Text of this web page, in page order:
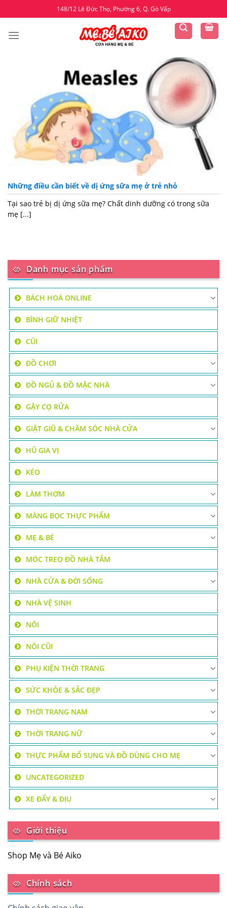
to
content
148/12 Lê Đức Thọ, Phường 6, Q. Gò Vấp
Danh mục sản phẩm
BÁCH HOÁ ONLINE
BÌNH GIỮ NHIỆT
CŨI
ĐỒ CHƠI
ĐỒ NGỦ & ĐỒ MẶC NHÀ
GẬY CỌ RỬA
GIẶT GIŨ & CHĂM SÓC NHÀ CỬA
HŨ GIA VỊ
KÉO
LÀM THƠM
MÀNG BỌC THỰC PHẨM
MẸ & BÉ
MÓC TREO ĐỒ NHÀ TẮM
NHÀ CỬA & ĐỜI SỐNG
NHÀ VỆ SINH
NÔI
NÔI CŨI
PHỤ KIỆN THỜI TRANG
SỨC KHỎE & SẮC ĐẸP
THỜI TRANG NAM
THỜI TRANG NỮ
THỰC PHẨM BỔ SUNG VÀ ĐỒ DÙNG CHO MẸ
UNCATEGORIZED
XE ĐẨY & ĐỊU
Giới thiệu
Shop Mẹ và Bé Aiko
Chính sách
Những điều cần biết về dị ứng sữa mẹ ở trẻ nhỏ
Tại sao trẻ bị dị ứng sữa mẹ? Chất dinh dưỡng có trong sữa
mẹ [...]